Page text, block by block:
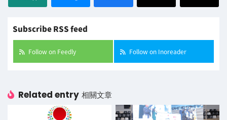
Subscribe RSS feed
Follow on Feedly Follow on Inoreader
Related entry 相關文章